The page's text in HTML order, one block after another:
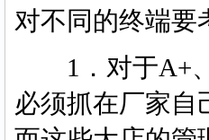
对不同的终端要
1．对于A+、
必须抓在厂家自